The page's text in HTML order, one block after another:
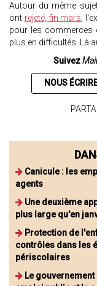
Autour du même
ont rejeté, fin mars,
pour les commerces
plus en difficultés. Là
Suivez
NOUS
Canicule : les
agents
Une deuxième
plus large qu'en
Protection de
contrôles dans les
périscolaires
Le